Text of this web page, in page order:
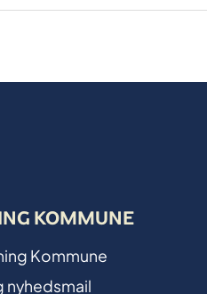
KOMMUNE
Kommune
nyhedsmail